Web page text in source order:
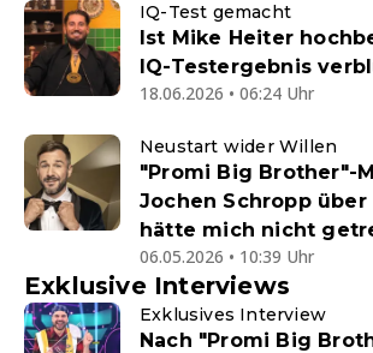
IQ-Test gemacht
Ist Mike Heiter
IQ-Testergebnis
18.06.2026 • 06:24 Uhr
Neustart wider Willen
"Promi Big Brother"-
Jochen Schropp über
hätte mich nicht
06.05.2026 • 10:39 Uhr
Exklusive Interviews
Exklusives Interview
Nach "Promi Big